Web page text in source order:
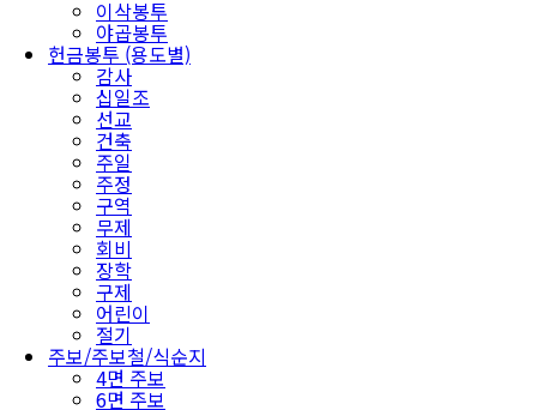
이삭봉투
야곱봉투
헌금봉투 (용도별)
감사
십일조
선교
건축
주일
주정
구역
무제
회비
장학
구제
어린이
절기
주보/주보철/식순지
4면 주보
6면 주보